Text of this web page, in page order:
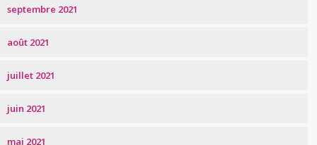
septembre 2021
août 2021
juillet 2021
juin 2021
mai 2021